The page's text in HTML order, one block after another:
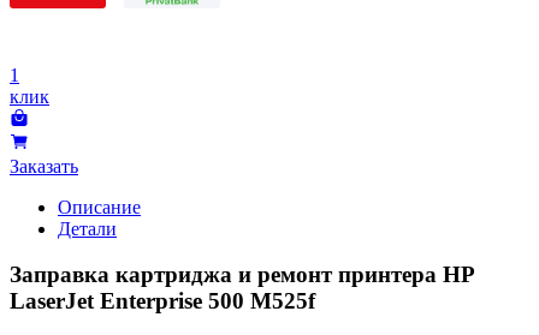
1
клик
Заказать
Описание
Детали
Заправка картриджа и ремонт принтера HP
LaserJet Enterprise 500 M525f